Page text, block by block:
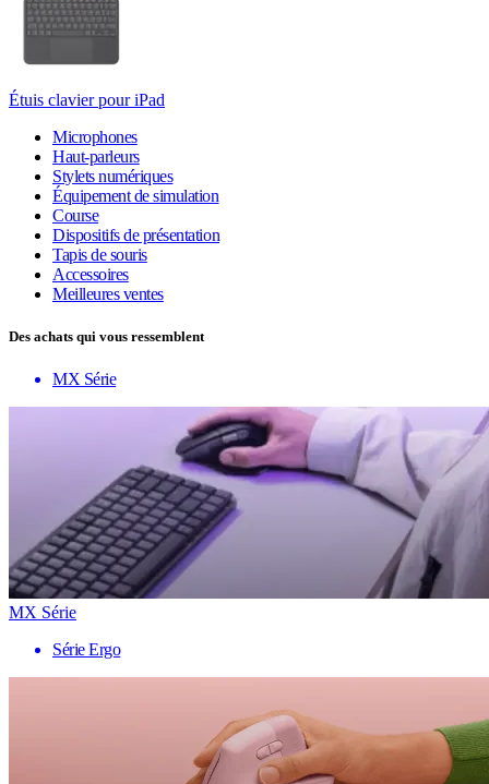
Étuis clavier pour iPad
Microphones
Haut-parleurs
Stylets numériques
Équipement de simulation
Course
Dispositifs de présentation
Tapis de souris
Accessoires
Meilleures ventes
Des achats qui vous ressemblent
MX Série
MX Série
Série Ergo